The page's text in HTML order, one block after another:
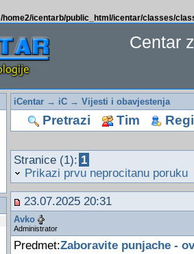
/home2/icentarb/public_html/icentar/classes/
Centar
iCentar→ iC→ Vijesti i obavjestenja
Pretrazi Tim
Stranice (1): 1
Prikazi prvu neprocitanu poruku
23.07.2025 20:31
Avko
Administrator
Predmet:Zaboravite punjache -